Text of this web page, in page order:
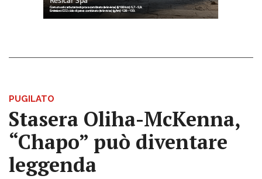
PUGILATO
Stasera Oliha-McKenna,
“Chapo” può diventare
leggenda